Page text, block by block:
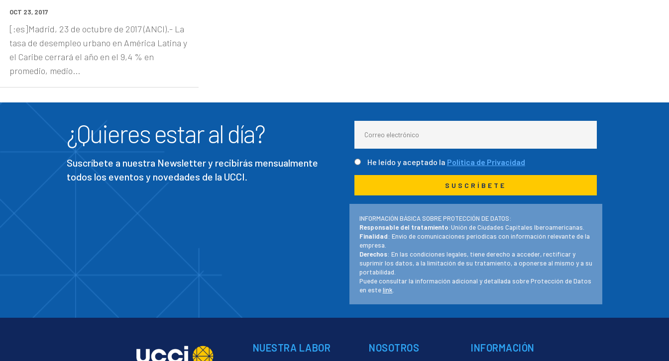
OCT 23, 2017
[:es]Madrid, 23 de octubre de 2017 (ANCI).- La
tasa de desempleo urbano en América Latina y
el Caribe cerrará el año en el 9,4 % en
promedio, medio...
¿Quieres estar al día?
Suscríbete a nuestra Newsletter y recibirás mensualmente
todos los eventos y novedades de la UCCI.
He leído y aceptado la Política de Privacidad
INFORMACIÓN BÁSICA SOBRE PROTECCIÓN DE DATOS:
Responsable del tratamiento:Unión de Ciudades Capitales Iberoamericanas.
Finalidad: Envío de comunicaciones periodicas con información relevante de la
empresa.
Derechos: En las condiciones legales, tiene derecho a acceder, rectificar y
suprimir los datos, a la limitación de su tratamiento, a oponerse al mismo y a su
portabilidad.
Puede consultar la información adicional y detallada sobre Protección de Datos
en estelink.
NUESTRA LABOR NOSOTROS INFORMACIÓN